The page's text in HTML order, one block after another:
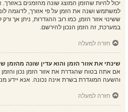
יכול להיות שהזמן המוצג שונה מהזמנים
למשתמש ושנה את הזמן על פי אזורך, לדוגמה
ששינוי אזור הזמן, כמו רוב ההגדרות, ניתן אך
במערכת, זה הזמן הנכון להירשם.
חזרה למעלה
שינתי את אזור הזמן והוא עדין שונה מהזמן
אם אתה בטוח שהגדרת את אזור הזמן נכון והזמן
והשעה המוגדרת בשרת אינה נכונה. אנא יידע
חזרה למעלה